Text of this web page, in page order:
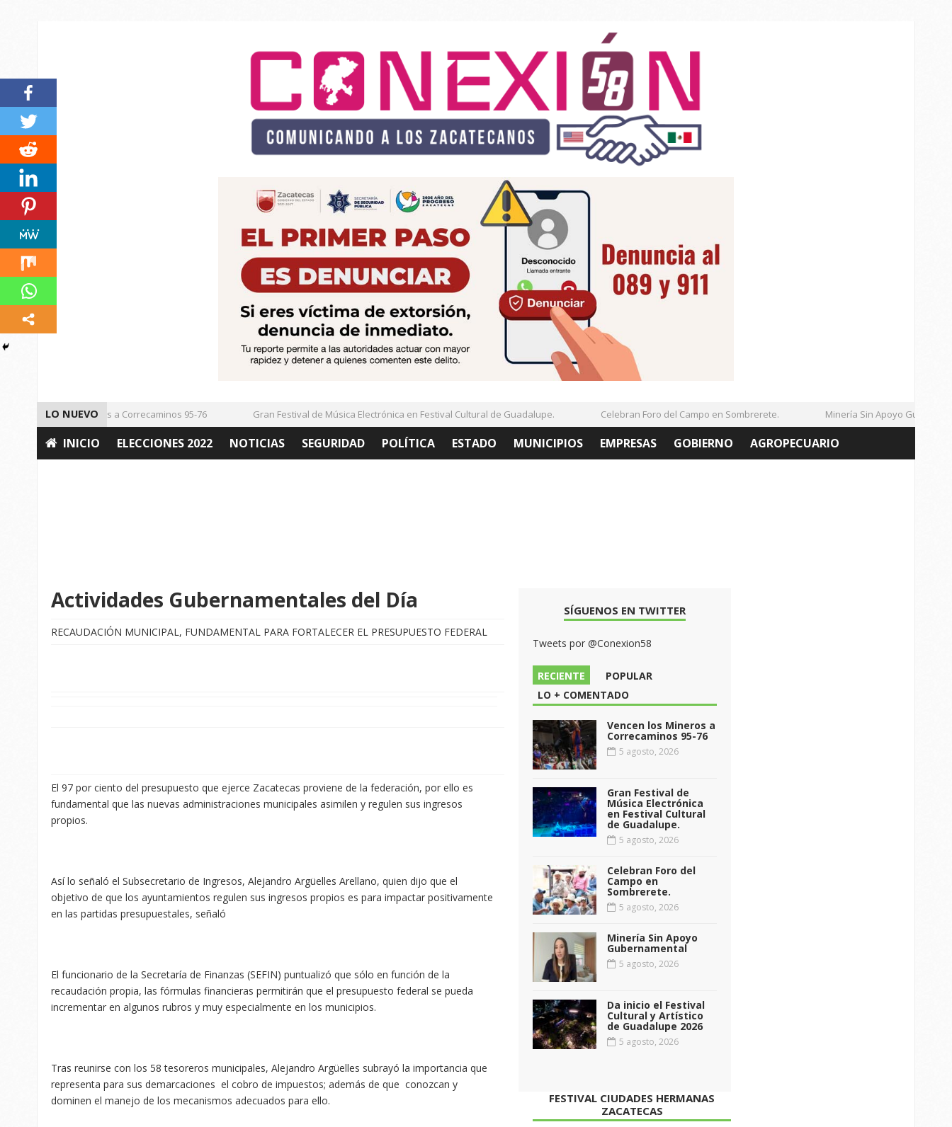
LO NUEVO
Vencen los Mineros a Correcaminos 95-76 Gran Festival de Música Electrónica en Festival Cultural de Guadalupe. Celebran Foro del Campo en Sombrerete. Minería Sin Apoyo
INICIO ELECCIONES 2022 NOTICIAS SEGURIDAD POLÍTICA ESTADO MUNICIPIOS EMPRESAS GOBIERNO AGROPECUARIO
Actividades Gubernamentales del Día
RECAUDACIÓN MUNICIPAL, FUNDAMENTAL PARA FORTALECER EL PRESUPUESTO FEDERAL
El 97 por ciento del presupuesto que ejerce Zacatecas proviene de la federación, por ello es
fundamental que las nuevas administraciones municipales asimilen y regulen sus ingresos
propios.
Así lo señaló el Subsecretario de Ingresos, Alejandro Argüelles Arellano, quien dijo que el
objetivo de que los ayuntamientos regulen sus ingresos propios es para impactar positivamente
en las partidas presupuestales, señaló
El funcionario de la Secretaría de Finanzas (SEFIN) puntualizó que sólo en función de la
recaudación propia, las fórmulas financieras permitirán que el presupuesto federal se pueda
incrementar en algunos rubros y muy especialmente en los municipios.
Tras reunirse con los 58 tesoreros municipales, Alejandro Argüelles subrayó la importancia que
representa para sus demarcaciones el cobro de impuestos; además de que conozcan y
dominen el manejo de los mecanismos adecuados para ello.
SÍGUENOS EN TWITTER
Tweets por @Conexion58
RECIENTE
POPULAR
LO + COMENTADO
Vencen los Mineros a
Correcaminos 95-76
5 agosto, 2026
Gran Festival de
Música Electrónica
en Festival Cultural
de Guadalupe.
5 agosto, 2026
Celebran Foro del
Campo en
Sombrerete.
5 agosto, 2026
Minería Sin Apoyo
Gubernamental
5 agosto, 2026
Da inicio el Festival
Cultural y Artístico
de Guadalupe 2026
5 agosto, 2026
FESTIVAL CIUDADES HERMANAS
ZACATECAS